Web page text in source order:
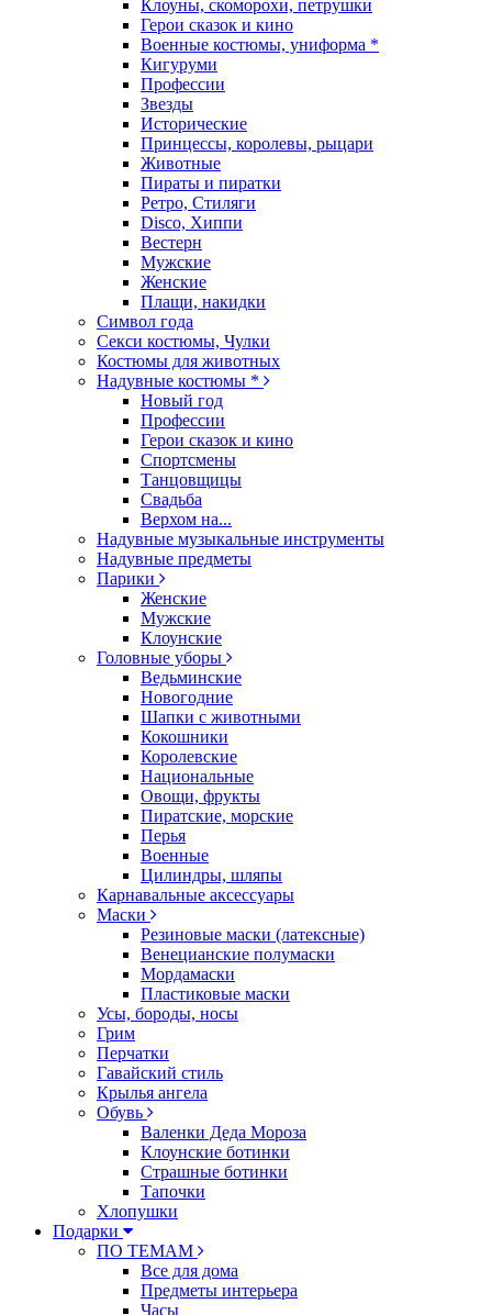
Клоуны, скоморохи, петрушки
Герои сказок и кино
Военные костюмы, униформа *
Кигуруми
Профессии
Звезды
Исторические
Принцессы, королевы, рыцари
Животные
Пираты и пиратки
Ретро, Стиляги
Disco, Хиппи
Вестерн
Мужские
Женские
Плащи, накидки
Символ года
Секси костюмы, Чулки
Костюмы для животных
Надувные костюмы *
Новый год
Профессии
Герои сказок и кино
Спортсмены
Танцовщицы
Свадьба
Верхом на...
Надувные музыкальные инструменты
Надувные предметы
Парики
Женские
Мужские
Клоунские
Головные уборы
Ведьминские
Новогодние
Шапки с животными
Кокошники
Королевские
Национальные
Овощи, фрукты
Пиратские, морские
Перья
Военные
Цилиндры, шляпы
Карнавальные аксессуары
Маски
Резиновые маски (латексные)
Венецианские полумаски
Мордамаски
Пластиковые маски
Усы, бороды, носы
Грим
Перчатки
Гавайский стиль
Крылья ангела
Обувь
Валенки Деда Мороза
Клоунские ботинки
Страшные ботинки
Тапочки
Хлопушки
Подарки
ПО ТЕМАМ
Все для дома
Предметы интерьера
Часы